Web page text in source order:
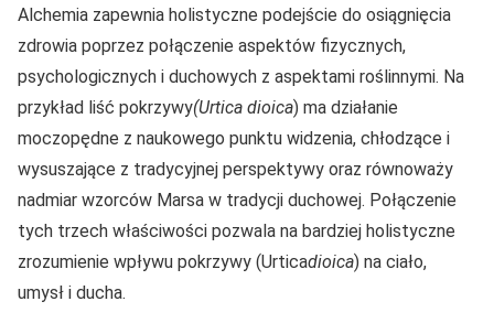
Alchemia zapewnia holistyczne podejście do osiągnięcia
zdrowia poprzez połączenie aspektów fizycznych,
psychologicznych i duchowych z aspektami roślinnymi. Na
przykład liść pokrzywy(Urtica dioica) ma działanie
moczopędne z naukowego punktu widzenia, chłodzące i
wysuszające z tradycyjnej perspektywy oraz równoważy
nadmiar wzorców Marsa w tradycji duchowej. Połączenie
tych trzech właściwości pozwala na bardziej holistyczne
zrozumienie wpływu pokrzywy (Urticadioica) na ciało,
umysł i ducha.